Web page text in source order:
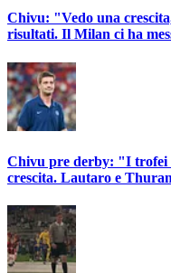
Chivu: "Vedo una
risultati. Il Milan ci ha
Chivu pre derby: "I trofei
crescita. Lautaro e